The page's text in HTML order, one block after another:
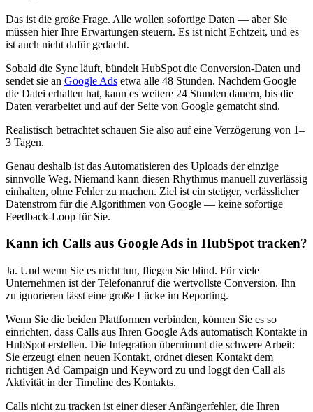
Das ist die große Frage. Alle wollen sofortige Daten — aber Sie
müssen hier Ihre Erwartungen steuern. Es ist nicht Echtzeit, und es
ist auch nicht dafür gedacht.
Sobald die Sync läuft, bündelt HubSpot die Conversion-Daten und
sendet sie an Google Ads etwa alle 48 Stunden. Nachdem Google
die Datei erhalten hat, kann es weitere 24 Stunden dauern, bis die
Daten verarbeitet und auf der Seite von Google gematcht sind.
Realistisch betrachtet schauen Sie also auf eine Verzögerung von 1–
3 Tagen.
Genau deshalb ist das Automatisieren des Uploads der einzige
sinnvolle Weg. Niemand kann diesen Rhythmus manuell zuverlässig
einhalten, ohne Fehler zu machen. Ziel ist ein stetiger, verlässlicher
Datenstrom für die Algorithmen von Google — keine sofortige
Feedback-Loop für Sie.
Kann ich Calls aus Google Ads in HubSpot tracken?
Ja. Und wenn Sie es nicht tun, fliegen Sie blind. Für viele
Unternehmen ist der Telefonanruf die wertvollste Conversion. Ihn
zu ignorieren lässt eine große Lücke im Reporting.
Wenn Sie die beiden Plattformen verbinden, können Sie es so
einrichten, dass Calls aus Ihren Google Ads automatisch Kontakte in
HubSpot erstellen. Die Integration übernimmt die schwere Arbeit:
Sie erzeugt einen neuen Kontakt, ordnet diesen Kontakt dem
richtigen Ad Campaign und Keyword zu und loggt den Call als
Aktivität in der Timeline des Kontakts.
Calls nicht zu tracken ist einer dieser Anfängerfehler, die Ihren